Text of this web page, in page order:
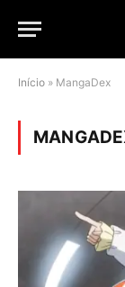
Início » MangaDex